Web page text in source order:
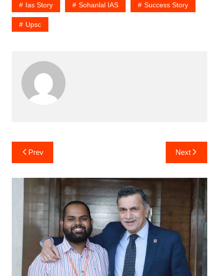
Ias Story Sohanlal IAS Success Story
Upsc
Post
navigation
Prev Next